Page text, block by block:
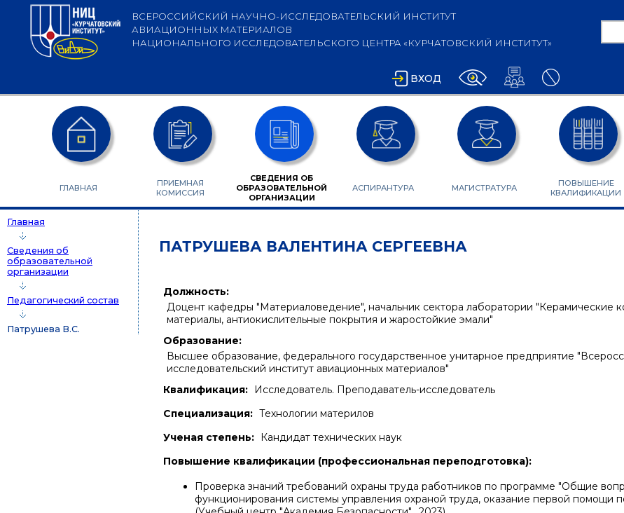
Перейти к основному содержанию
ВСЕРОССИЙСКИЙ НАУЧНО-ИССЛЕДОВАТЕЛЬСКИЙ ИНСТИТУТ
АВИАЦИОННЫХ МАТЕРИАЛОВ
НАЦИОНАЛЬНОГО ИССЛЕДОВАТЕЛЬСКОГО ЦЕНТРА «КУРЧАТОВСКИЙ ИНСТИТУТ»
ВХОД
ГЛАВНАЯ
ПРИЕМНАЯ
КОМИССИЯ
СВЕДЕНИЯ ОБ
ОБРАЗОВАТЕЛЬНОЙ
ОРГАНИЗАЦИИ
АСПИРАНТУРА МАГИСТРАТУРА
ПОВЫШЕНИЕ
КВАЛИФИКАЦИИ
Главная
Сведения об
образовательной
организации
Педагогический состав
Патрушева В.С.
ПАТРУШЕВА ВАЛЕНТИНА СЕРГЕЕВНА
Должность:
Доцент кафедры "Материаловедение", начальник сектора лаборатории "Керамические
материалы, антиокислительные покрытия и жаростойкие эмали"
Образование:
Высшее образование, федерального государственное унитарное предприятие
исследовательский институт авиационных материалов"
Квалификация: Исследователь. Преподаватель-исследователь
Специализация: Технологии материлов
Ученая степень: Кандидат технических наук
Повышение квалификации (профессиональная переподготовка):
Проверка знаний требований охраны труда работников по программе "Общие
функционирования системы управления охраной труда, оказание первой помощи